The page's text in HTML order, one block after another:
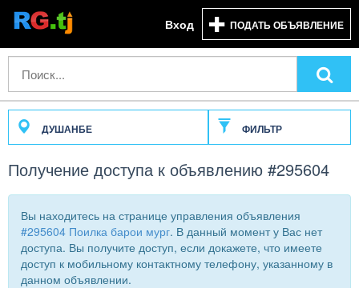
Вход ПОДАТЬ ОБЪЯВЛЕНИЕ
ДУШАНБЕ ФИЛЬТР
Получение доступа к объявлению #295604
Вы находитесь на странице управления объявления
#295604 Поилка барои мург. В данный момент у Вас нет
доступа. Вы получите доступ, если докажете, что имеете
доступ к мобильному контактному телефону, указанному в
данном объявлении.